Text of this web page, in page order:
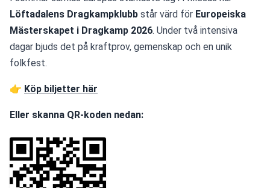
Löftadalens Dragkampklubb står värd för Europeiska
Mästerskapet i Dragkamp 2026. Under två intensiva
dagar bjuds det på kraftprov, gemenskap och en unik
folkfest.
👉 Köp biljetter här
Eller skanna QR-koden nedan: